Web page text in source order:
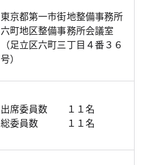
東京都第一市街地整備事務所
六町地区整備事務所会議室
（足立区六町三丁目４番３６
号）
出席委員数 １１名
総委員数 １１名